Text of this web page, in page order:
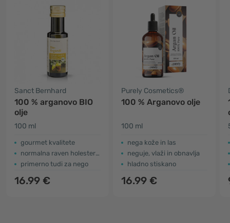
Sanct Bernhard
100 % arganovo BIO
olje
100 ml
gourmet kvalitete
normalna raven holesterola
primerno tudi za nego
16.99 €
Purely Cosmetics®
100 % Arganovo olje
100 ml
nega kože in las
neguje, vlaži in obnavlja
hladno stiskano
16.99 €